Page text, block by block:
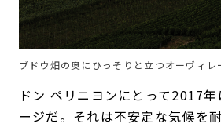
ブドウ畑の奥にひっそりと立つオーヴィレ
ドン ペリニヨンにとって2017
ージだ。それは不安定な気候を